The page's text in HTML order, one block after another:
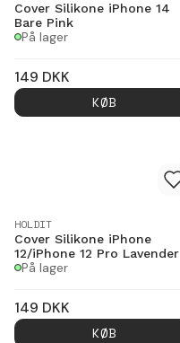
Cover Silikone iPhone 14
Bare Pink
På lager
149 DKK
KØB
HOLDIT
Cover Silikone iPhone
12/iPhone 12 Pro Lavender
På lager
149 DKK
KØB